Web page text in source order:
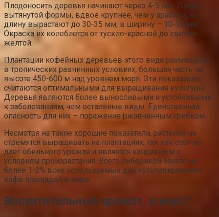
Плодоносить деревья начинают через 4-5 лет. Плоды
вытянутой формы, вдвое крупнее, чем у арабики, в
длину вырастают до 30-35 мм, в ширину – 10-15 мм.
Окраска их колеблется от тускло-красной до светло-
желтой.
Плантации кофейных деревьев этого вида размещены
в тропических равнинных условиях, большая часть на
высоте 450-600 м над уровнем моря. Эти показатели
считаются оптимальными для выращивания культуры.
Деревья являются более выносливыми и устойчивыми
к заболеваниям, чем остальные виды. Единственная
опасность для них – поражение ржавчинным грибком.
Несмотря на такие хорошие показатели, растения не
стремятся выращивать на плантациях, так как сорт не
дает обильного урожая и является капризным к
условиям произрастания. Всего либерикой занято не
более 1-2% всех используемых для культивирования
кофе площадей в мире.
Восхитительный аромат, а вкус?